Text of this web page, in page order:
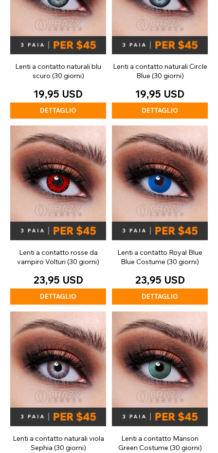
Lenti a contatto naturali blu
scuro (30 giorni)
19,95 USD
DETTAGLIO
Lenti a contatto naturali Circle
Blue (30 giorni)
19,95 USD
DETTAGLIO
Lenti a contatto rosse da
vampiro Volturi (30 giorni)
23,95 USD
DETTAGLIO
Lenti a contatto Royal Blue
Blue Costume (30 giorni)
23,95 USD
DETTAGLIO
Lenti a contatto naturali viola
Sephia (30 giorni)
Lenti a contatto Manson
Green Costume (30 giorni)